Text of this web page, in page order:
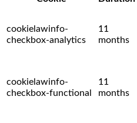
cookielawinfo-
checkbox-analytics
11
months
cookielawinfo-
checkbox-functional
11
months